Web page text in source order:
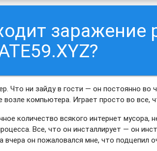
Что ни зайду в гости — он постоянно во
компьютера. Играет просто во все,
количество всякого интернет мусора,
Все, что он инсталлирует — он
вчера он пожаловался мне, что подцепил